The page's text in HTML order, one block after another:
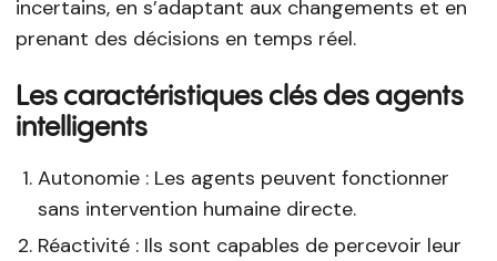
incertains, en s’adaptant aux changements et en
prenant des décisions en temps réel.
Les caractéristiques clés des agents
intelligents
Autonomie : Les agents peuvent fonctionner
sans intervention humaine directe.
Réactivité : Ils sont capables de percevoir leur